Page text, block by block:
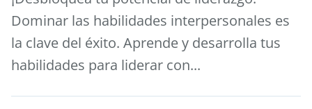
Dominar las habilidades interpersonales es
la clave del éxito. Aprende y desarrolla tus
habilidades para liderar con...